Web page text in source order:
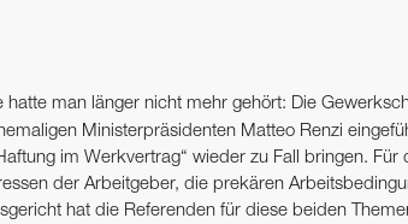
hatte man länger nicht mehr gehört: Die
Ministerpräsidenten Matteo Renzi
im Werkvertrag“ wieder zu Fall bringen.
der Arbeitgeber, die prekären
hat die Referenden für diese beiden